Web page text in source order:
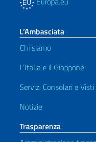
L’Ambasciata
Chi siamo
L’Italia e il Giappone
Servizi Consolari e Visti
Notizie
Trasparenza